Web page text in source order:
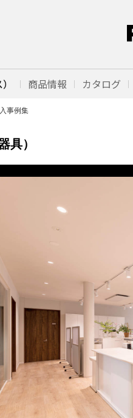
商品情報 カタログ
事例集
具）